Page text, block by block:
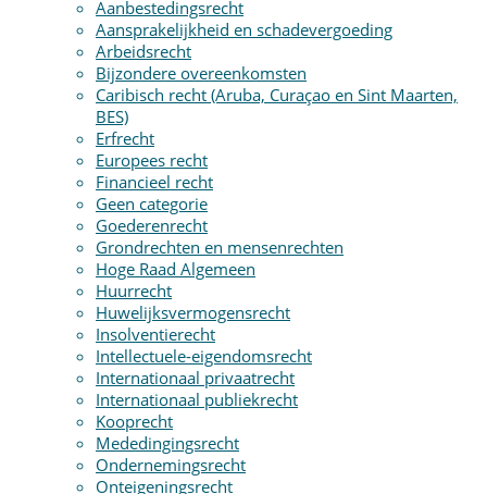
Aanbestedingsrecht
Aansprakelijkheid en schadevergoeding
Arbeidsrecht
Bijzondere overeenkomsten
Caribisch recht (Aruba, Curaçao en Sint Maarten,
BES)
Erfrecht
Europees recht
Financieel recht
Geen categorie
Goederenrecht
Grondrechten en mensenrechten
Hoge Raad Algemeen
Huurrecht
Huwelijksvermogensrecht
Insolventierecht
Intellectuele-eigendomsrecht
Internationaal privaatrecht
Internationaal publiekrecht
Kooprecht
Mededingingsrecht
Ondernemingsrecht
Onteigeningsrecht